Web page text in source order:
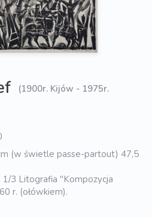
(1900r. Kijów - 1975r.
(w świetle passe-partout) 47,5
1/3 Litografia "Kompozycja
r. (ołówkiem).